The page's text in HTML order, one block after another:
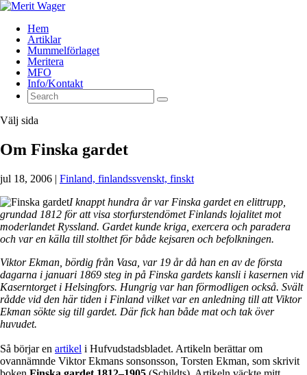
Hem
Artiklar
Mummelförlaget
Meritera
MFO
Info/Kontakt
Välj sida
Om Finska gardet
jul 18, 2006 | Finland, finlandssvenskt, finskt
I knappt hundra år var Finska gardet en elittrupp,
grundad 1812 för att visa storfurstendömet Finlands lojalitet mot
moderlandet Ryssland. Gardet kunde kriga, exercera och paradera
och var en källa till stolthet för både kejsaren och befolkningen.
Viktor Ekman, bördig från Vasa, var 19 år då han en av de första
dagarna i januari 1869 steg in på Finska gardets kansli i kasernen vid
Kaserntorget i Helsingfors. Hungrig var han förmodligen också. Svält
rådde vid den här tiden i Finland vilket var en anledning till att Viktor
Ekman sökte sig till gardet. Där fick han både mat och tak över
huvudet.
Så börjar en artikel i Hufvudstadsbladet. Artikeln berättar om
ovannämnde Viktor Ekmans sonsonsson, Torsten Ekman, som skrivit